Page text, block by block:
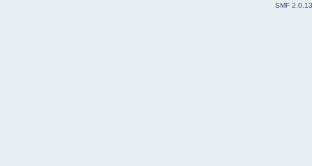
SMF 2.0.13